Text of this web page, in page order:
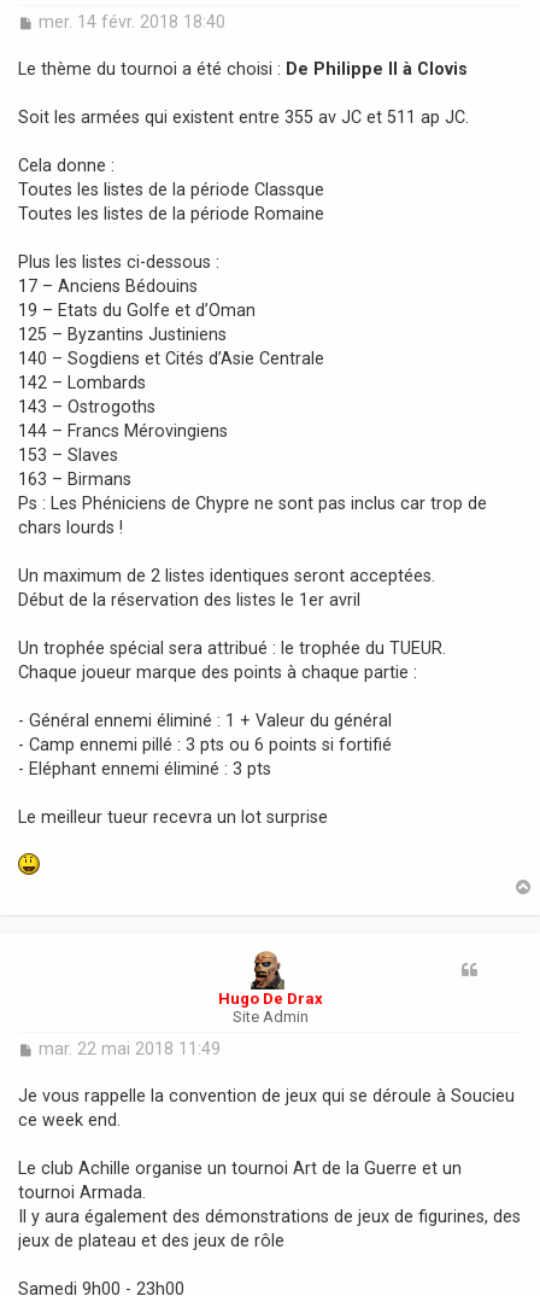
M
s
g
mer. 14 févr. 2018 18:40
Le thème du tournoi a été choisi : De Philippe II à Clovis
Soit les armées qui existent entre 355 av JC et 511 ap JC.
Cela donne :
Toutes les listes de la période Classque
Toutes les listes de la période Romaine
Plus les listes ci-dessous :
17 – Anciens Bédouins
19 – Etats du Golfe et d’Oman
125 – Byzantins Justiniens
140 – Sogdiens et Cités d’Asie Centrale
142 – Lombards
143 – Ostrogoths
144 – Francs Mérovingiens
153 – Slaves
163 – Birmans
Ps : Les Phéniciens de Chypre ne sont pas inclus car trop de
chars lourds !
Un maximum de 2 listes identiques seront acceptées.
Début de la réservation des listes le 1er avril
Un trophée spécial sera attribué : le trophée du TUEUR.
Chaque joueur marque des points à chaque partie :
- Général ennemi éliminé : 1 + Valeur du général
- Camp ennemi pillé : 3 pts ou 6 points si fortifié
- Eléphant ennemi éliminé : 3 pts
Le meilleur tueur recevra un lot surprise
Hugo De Drax
Site Admin
M
s
a
e
mar. 22 mai 2018 11:49
Je vous rappelle la convention de jeux qui se déroule à Soucieu
ce week end.
Le club Achille organise un tournoi Art de la Guerre et un
tournoi Armada.
Il y aura également des démonstrations de jeux de figurines, des
jeux de plateau et des jeux de rôle
Samedi 9h00 - 23h00